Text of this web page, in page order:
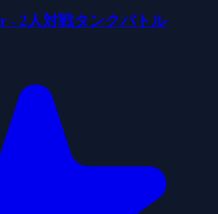
- 2人対戦タンクバトル